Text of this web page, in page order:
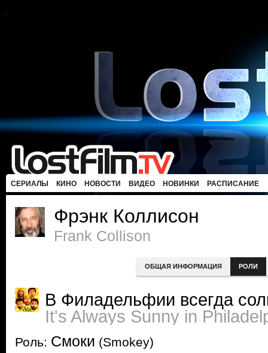
СЕРИАЛЫ КИНО НОВОСТИ ВИДЕО НОВИНКИ РАСПИСАНИЕ
Фрэнк Коллисон
Frank Collison
ОБЩАЯ ИНФОРМАЦИЯ РОЛИ
В Филадельфии всегда
It's Always Sunny in
Роль: Смоки (Smokey)